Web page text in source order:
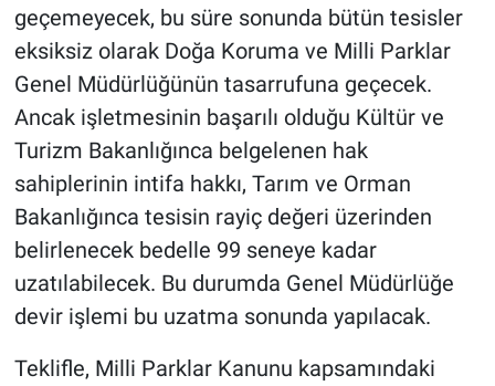
geçemeyecek, bu süre sonunda bütün tesisler
eksiksiz olarak Doğa Koruma ve Milli Parklar
Genel Müdürlüğünün tasarrufuna geçecek.
Ancak işletmesinin başarılı olduğu Kültür ve
Turizm Bakanlığınca belgelenen hak
sahiplerinin intifa hakkı, Tarım ve Orman
Bakanlığınca tesisin rayiç değeri üzerinden
belirlenecek bedelle 99 seneye kadar
uzatılabilecek. Bu durumda Genel Müdürlüğe
devir işlemi bu uzatma sonunda yapılacak.
Teklifle, Milli Parklar Kanunu kapsamındaki